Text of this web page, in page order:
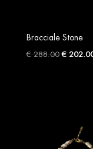
Bracciale Stone
€288.00Original
€